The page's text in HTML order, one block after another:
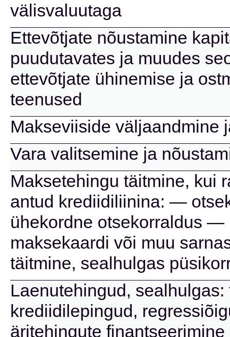
välisvaluutaga
Ettevõtjate nõustamine
puudutavates ja muudes
ettevõtjate ühinemise ja
teenused
Makseviiside väljaandmine
Vara valitsemine ja
Maksetehingu täitmine, kui
antud krediidiliinina: —
ühekordne otsekorraldus —
maksekaardi või muu
täitmine, sealhulgas
Laenutehingud,
krediidilepingud,
äritehingute